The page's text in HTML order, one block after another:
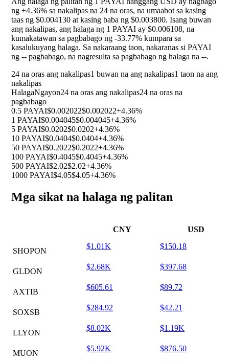
ng +4.36% sa nakalipas na 24 na oras, na umaabot sa kasing
taas ng $0.004130 at kasing baba ng $0.003800. Isang buwan
ang nakalipas, ang halaga ng 1 PAYAI ay $0.006108, na
kumakatawan sa pagbabago ng -33.77% kumpara sa
kasalukuyang halaga. Sa nakaraang taon, nakaranas si PAYAI
ng -- pagbabago, na nagresulta sa pagbabago ng halaga na --.
24 na oras ang nakalipas1 buwan na ang nakalipas1 taon na ang
nakalipas
HalagaNgayon24 na oras ang nakalipas24 na oras na
pagbabago
0.5 PAYAI$0.002022$0.002022+4.36%
1 PAYAI$0.004045$0.004045+4.36%
5 PAYAI$0.0202$0.0202+4.36%
10 PAYAI$0.0404$0.0404+4.36%
50 PAYAI$0.2022$0.2022+4.36%
100 PAYAI$0.4045$0.4045+4.36%
500 PAYAI$2.02$2.02+4.36%
1000 PAYAI$4.05$4.05+4.36%
Mga sikat na halaga ng palitan
CNY USD
SHOPON
$1.01K $150.18
GLDON
$2.68K $397.68
AXTIB
$605.61 $89.72
SOXSB
$284.92 $42.21
LLYON
$8.02K $1.19K
MUON
$5.92K $876.50